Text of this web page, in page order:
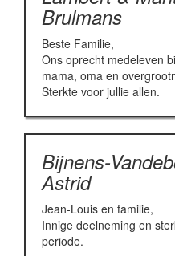
Brulmans
Beste Familie,
Ons oprecht medeleven
mama, oma en
Sterkte voor jullie allen.
Bijnens-
Astrid
Jean-Louis en familie,
Innige deelneming en
periode.